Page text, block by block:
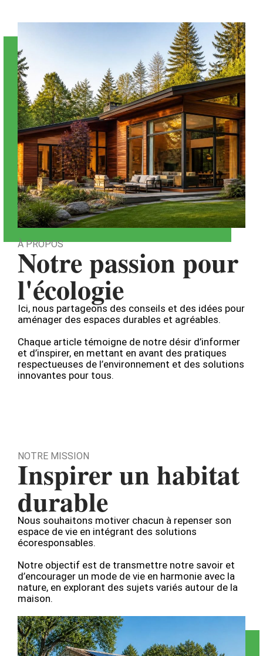
À PROPOS
Notre passion pour
l'écologie
Ici, nous partageons des conseils et des idées pour
aménager des espaces durables et agréables.
Chaque article témoigne de notre désir d’informer
et d’inspirer, en mettant en avant des pratiques
respectueuses de l’environnement et des solutions
innovantes pour tous.
NOTRE MISSION
Inspirer un habitat
durable
Nous souhaitons motiver chacun à repenser son
espace de vie en intégrant des solutions
écoresponsables.
Notre objectif est de transmettre notre savoir et
d’encourager un mode de vie en harmonie avec la
nature, en explorant des sujets variés autour de la
maison.